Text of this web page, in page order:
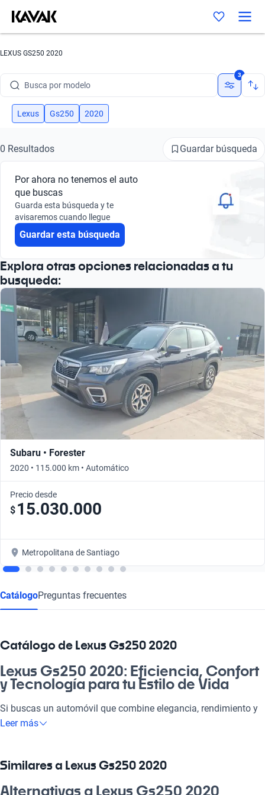
LEXUS GS250 2020
Busca por modelo
Busca por versión
Busca por marca
Busca por modelo
Busca por versión
3
Lexus Gs250 2020
0 Resultados Guardar búsqueda
Por ahora no tenemos el auto
que buscas
Guarda esta búsqueda y te
avisaremos cuando llegue
Guardar esta búsqueda
Explora otras opciones relacionadas a tu
busqueda:
Subaru • Forester
2020 • 115.000 km • Automático
Precio desde
$ 15.030.000
Metropolitana de Santiago
CatálogoPreguntas frecuentes
Catálogo de Lexus Gs250 2020
Lexus Gs250 2020: Eficiencia, Confort
y Tecnología para tu Estilo de Vida
Si buscas un automóvil que combine elegancia, rendimiento y
confort, el Lexus Gs250 2020 es para ti. Este vehículo, con un
disfrutar de un paseo por la costa. Su eficiencia en el consumo
y sistemas de seguridad hacen de este auto una inversión que
vale la pena. Además, su tecnología moderna garantizará una
Leer más
Similares a Lexus Gs250 2020
Alternativas a Lexus Gs250 2020